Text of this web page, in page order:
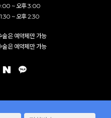
~ 오후 3:00
~ 오후 2:30
은 예약제만 가능
은 예약제만 가능